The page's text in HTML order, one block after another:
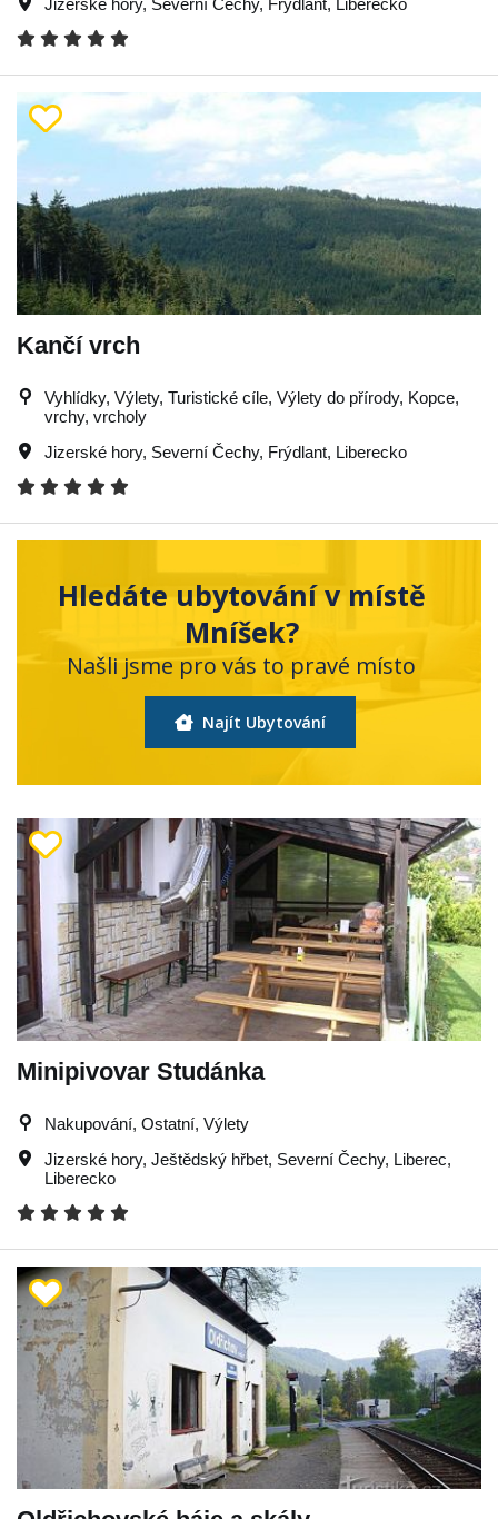
Kančí vrch
Vyhlídky, Výlety, Turistické cíle, Výlety do přírody, Kopce,
vrchy, vrcholy
Jizerské hory, Severní Čechy, Frýdlant, Liberecko
Hledáte ubytování v místě
Mníšek?
Našli jsme pro vás to pravé místo
Najít Ubytování
Minipivovar Studánka
Nakupování, Ostatní, Výlety
Jizerské hory, Ještědský hřbet, Severní Čechy, Liberec,
Liberecko